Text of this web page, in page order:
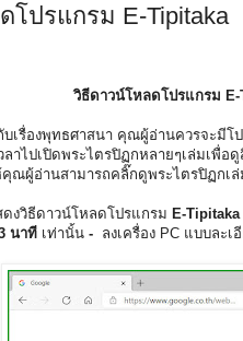
โปรแกรม E-Tipitaka
วิธีดาวน์โหลดโปรแกรม E-
รื่องพุทธศาสนา คุณผู้อ่านควรจะมีโ
ลาไปเปิดพระไตรปิฏกหลายๆเล่มเพื่อ
ณผู้อ่านสามารถคลิ๊กดูพระไตรปิฏกเล่
วิธีดาวน์โหลดโปรแกรม E-Tipitaka
นาที เท่านั้น - ลงเครื่อง PC แบบละ